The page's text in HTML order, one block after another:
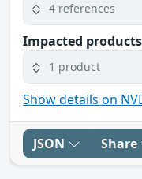
4 references
Impacted products
1 product
Show details on
JSON Share